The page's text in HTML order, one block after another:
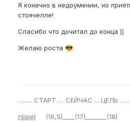
Я конечно в недоумении, но
стоячелле!
Спасибо что дочитал до конца ))
Желаю роста 😎
…….. СТАРТ … СЕЙЧАС ... ЦЕЛЬ
nbpel (16,5)____(17)_______(18)